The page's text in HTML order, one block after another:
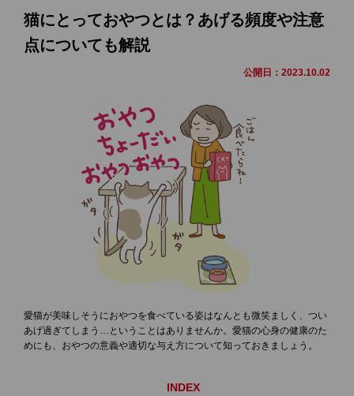
猫にとっておやつとは？あげる頻度や注意
点についても解説
公開日：2023.10.02
愛猫が美味しそうにおやつを食べている姿はなんとも微笑ましく、つい
あげ過ぎてしまう…ということはありませんか。愛猫の心身の健康のた
めにも、おやつの意義や適切な与え方について知っておきましょう。
INDEX